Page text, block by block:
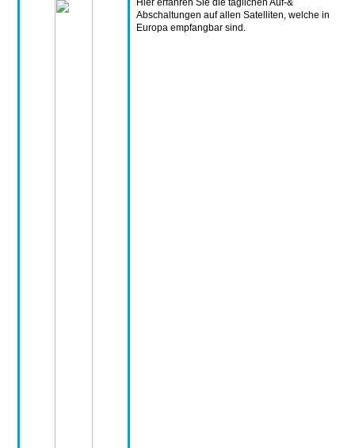
Hier erfahren Sie die täglichen Auf-&
Abschaltungen auf allen Satelliten, welche in
Europa empfangbar sind.